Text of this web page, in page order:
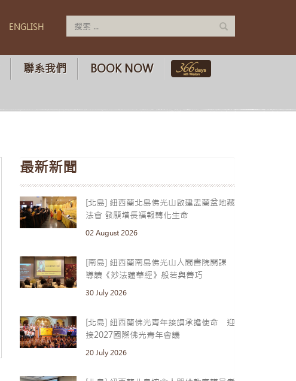
ENGLISH
聯系我們 BOOK NOW
最新新聞
[北島] 紐西蘭北島佛光山啟建盂蘭盆地藏
法會 發願增長福報轉化生命
02 August 2026
[南島] 紐西蘭南島佛光山人間書院開課
導讀《妙法蓮華經》般若與善巧
30 July 2026
[北島] 紐西蘭佛光青年接旗承擔使命 迎
接2027國際佛光青年會議
20 July 2026